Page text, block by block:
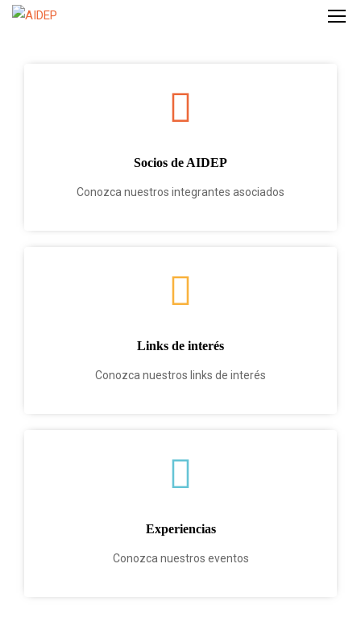
Socios de AIDEP
Conozca nuestros integrantes asociados
Links de interés
Conozca nuestros links de interés
Experiencias
Conozca nuestros eventos